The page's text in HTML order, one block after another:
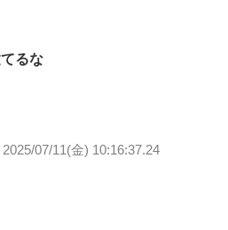
るな
2025/07/11(金) 10:16:37.24